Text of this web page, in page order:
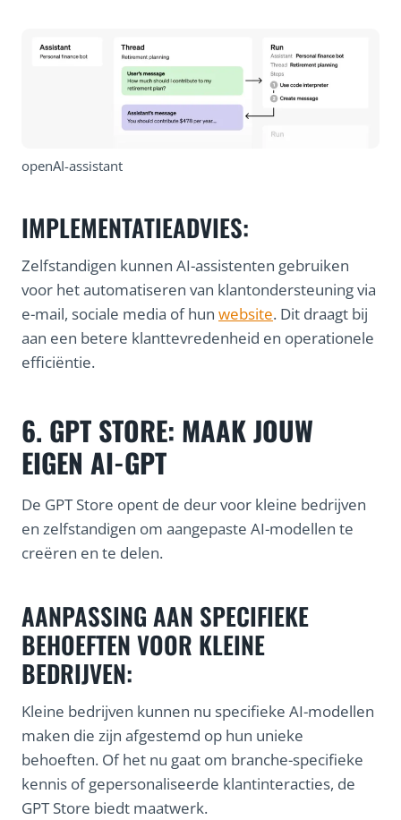
openAI-assistant
IMPLEMENTATIEADVIES:
Zelfstandigen kunnen AI-assistenten gebruiken
voor het automatiseren van klantondersteuning via
e-mail, sociale media of hun website. Dit draagt bij
aan een betere klanttevredenheid en operationele
efficiëntie.
6. GPT STORE: MAAK JOUW
EIGEN AI-GPT
De GPT Store opent de deur voor kleine bedrijven
en zelfstandigen om aangepaste AI-modellen te
creëren en te delen.
AANPASSING AAN SPECIFIEKE
BEHOEFTEN VOOR KLEINE
BEDRIJVEN:
Kleine bedrijven kunnen nu specifieke AI-modellen
maken die zijn afgestemd op hun unieke
behoeften. Of het nu gaat om branche-specifieke
kennis of gepersonaliseerde klantinteracties, de
GPT Store biedt maatwerk.